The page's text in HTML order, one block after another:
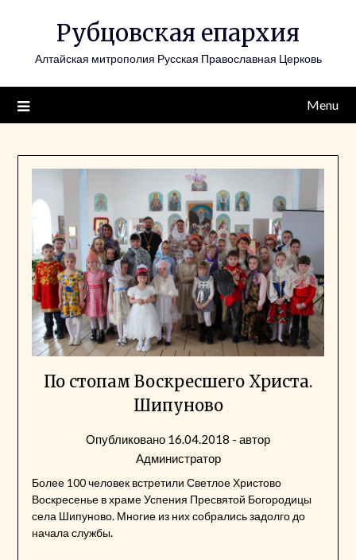
Рубцовская епархия
Алтайская митрополия Русская Православная Церковь
Menu
По стопам Воскресшего Христа.
Шипуново
Опубликовано 16.04.2018 - автор
Администратор
Более 100 человек встретили Светлое Христово
Воскресенье в храме Успения Пресвятой Богородицы
села Шипуново. Многие из них собрались задолго до
начала службы.